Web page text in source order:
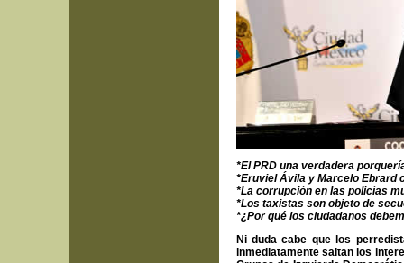
*El PRD una verdadera
*Eruviel Ávila y Marcelo Ebrard
*La corrupción en las policías
*Los taxistas son objeto de
*¿Por qué los ciudadanos
Ni duda cabe que los
inmediatamente saltan los